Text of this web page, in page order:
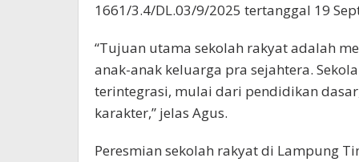
1661/3.4/DL.03/9/2025 tertanggal 19
“Tujuan utama sekolah rakyat adalah
anak-anak keluarga pra sejahtera.
terintegrasi, mulai dari pendidikan
karakter,” jelas Agus.
Peresmian sekolah rakyat di Lampung